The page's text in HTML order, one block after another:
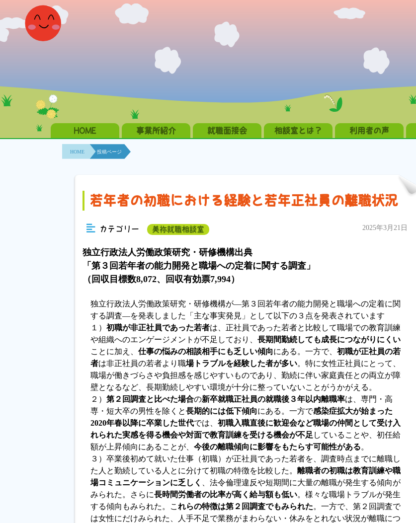
HOME 事業所紹介 就職面接会 相談室とは？ 利用者の声
HOME 投稿ページ
若年者の初職における経験と若年正社員の離職状況
カテゴリー 美祢就職相談室 2025年3月21日
独立行政法人労働政策研究・研修機構出典
「第３回若年者の能力開発と職場への定着に関する調査」
（回収目標数8,072、回収有効票7,994）
独立行政法人労働政策研究・研修機構が―第３回若年者の能力開発と職場への定着に関
する調査―を発表しました「主な事実発見」として以下の３点を発表されています
１） 初職が非正社員であった若者は、正社員であった若者と比較して職場での教育訓練
や組織へのエンゲージメントが不足しており、 長期間勤続しても成長につながりにくい
ことに加え、 仕事の悩みの相談相手にも乏しい傾向にある。一方で、 初職が正社員の若
者は非正社員の若者より職場トラブルを経験した者が多い。特に女性正社員にとって、
職場が働きづらさや負担感を感じやすいものであり、勤続に伴い家庭責任との両立が障
壁となるなど、長期勤続しやすい環境が十分に整っていないことがうかがえる。
２） 第２回調査と比べた場合の新卒就職正社員の就職後３年以内離職率は、専門・高
専・短大卒の男性を除くと長期的には低下傾向にある。一方で感染症拡大が始まった
2020年春以降に卒業した世代では、 初職入職直後に歓迎会など職場の仲間として受け入
れられた実感を得る機会や対面で教育訓練を受ける機会が不足 していることや、初任給
額が上昇傾向にあることが、 今後の離職傾向に影響をもたらす可能性がある。
３）卒業後初めて就いた仕事（初職）が正社員であった若者を、調査時点までに離職し
た人と勤続している人とに分けて初職の特徴を比較した。 離職者の初職は教育訓練や職
場コミュニケーションに乏しく
、法令倫理違反や短期間に大量の離職が発生する傾向が
みられた。さらに長時間労働者の比率が高く給与額も低い。様々な職場トラブルが発生
する傾向もみられた。こ れらの特徴は第２回調査でもみられた。一方で、第２回調査で
は女性にだけみられた、人手不足で業務がまわらない・休みをとれない状況が離職につ